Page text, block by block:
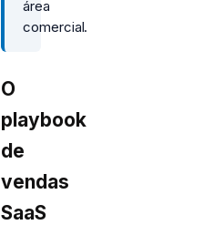
área
comercial.
O
playbook
de
vendas
SaaS